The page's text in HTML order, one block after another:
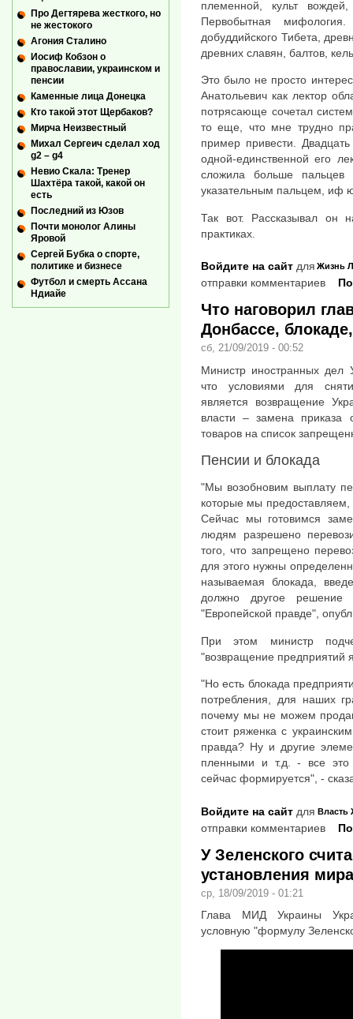
племенной, культ
Первобытная
добуддийского Тибета,
древних славян, балтов,
Это было не просто
Анатольевич как лектор
потрясающе сочетал
то еще, что мне трудно
пример привести.
одной-единственной его
сложила больше
указательным пальцем, иф
Так вот. Рассказывал он
практиках.
Жизнь
Войдите на сайт для
отправки комментариев
Что наговорил
Донбассе,
сб, 21/09/2019 - 00:52
Министр иностранных дел
что условиями для
является возвращение
власти – замена
товаров на список
Пенсии и блокада
"Мы возобновим выплату
которые мы предоставляем,
Сейчас мы готовимся
людям разрешено
того, что запрещено
для этого нужны
называемая блокада,
должно другое
"Европейской правде",
При этом министр
"возвращение предприятий
"Но есть блокада
потребления, для наших
почему мы не можем
стоит ряженка с
правда? Ну и другие
пленными и т.д. - все это
сейчас формируется", -
Власть
Войдите на сайт для
отправки комментариев
У Зеленского
установления
ср, 18/09/2019 - 01:21
Глава МИД Украины
условную "формулу
Про Дегтярева жесткого, но
не жестокого
Агония Сталино
Иосиф Кобзон о
православии, украинском и
пенсии
Каменные лица Донецка
Кто такой этот Щербаков?
Мирча Неизвестный
Михал Сергеич сделал ход
g2 – g4
Невио Скала: Тренер
Шахтёра такой, какой он
есть
Последний из Юзов
Почти монолог Алины
Яровой
Сергей Бубка о спорте,
политике и бизнесе
Футбол и смерть Ассана
Ндиайе